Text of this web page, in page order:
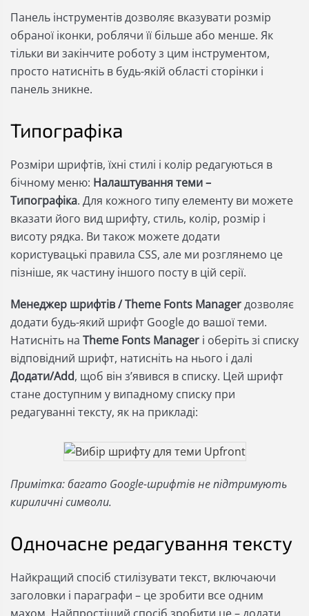
Панель інструментів дозволяє вказувати розмір
обраної іконки, роблячи її більше або менше. Як
тільки ви закінчите роботу з цим інструментом,
просто натисніть в будь-якій області сторінки і
панель зникне.
Типографіка
Розміри шрифтів, їхні стилі і колір редагуються в
бічному меню: Налаштування теми –
Типографіка. Для кожного типу елементу ви можете
вказати його вид шрифту, стиль, колір, розмір і
висоту рядка. Ви також можете додати
користувацькі правила CSS, але ми розглянемо це
пізніше, як частину іншого посту в цій серії.
Менеджер шрифтів / Theme Fonts Managerдозволяє
додати будь-який шрифт Google до вашої теми.
Натисніть на Theme Fonts Manager і оберіть зі списку
відповідний шрифт, натисніть на нього і далі
Додати/Add, щоб він з’явився в списку. Цей шрифт
стане доступним у випадному списку при
редагуванні тексту, як на прикладі:
Примітка: багато Google-шрифтів не підтримують
кириличні символи.
Одночасне редагування тексту
Найкращий спосіб стилізувати текст, включаючи
заголовки і параграфи – це зробити все одним